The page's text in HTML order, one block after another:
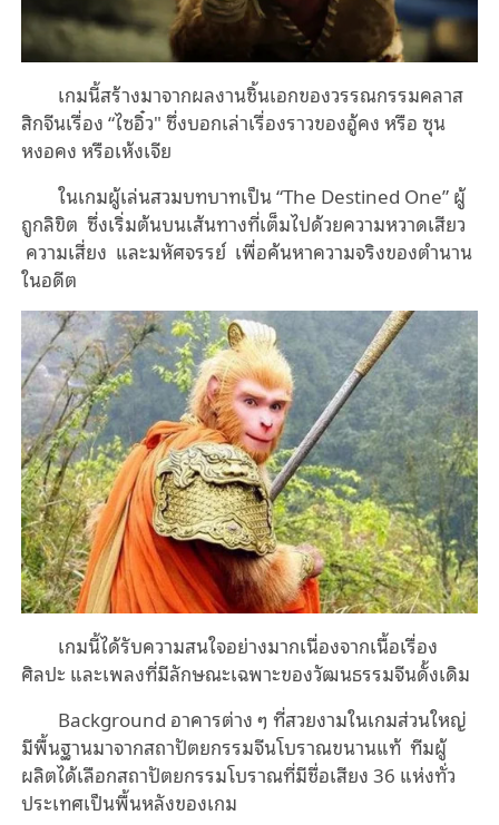
เกมนี้สร้างมาจากผลงานชิ้นเอกของวรรณกรรมคลาส
สิกจีนเรื่อง “ไซอิ๋ว" ซึ่งบอกเล่าเรื่องราวของอู้คง หรือ ซุน
หงอคง หรือเห้งเจีย
ในเกมผู้เล่นสวมบทบาทเป็น “The Destined One” ผู้
ถูกลิขิต ซึ่งเริ่มต้นบนเส้นทางที่เต็มไปด้วยความหวาดเสียว
ความเสี่ยง และมหัศจรรย์ เพื่อค้นหาความจริงของตํานาน
ในอดีต
เกมนี้ได้รับความสนใจอย่างมากเนื่องจากเนื้อเรื่อง
ศิลปะ และเพลงที่มีลักษณะเฉพาะของวัฒนธรรมจีนดั้งเดิม
Background อาคารต่าง ๆ ที่สวยงามในเกมส่วนใหญ่
มีพื้นฐานมาจากสถาปัตยกรรมจีนโบราณขนานแท้ ทีมผู้
ผลิตได้เลือกสถาปัตยกรรมโบราณที่มีชื่อเสียง 36 แห่งทั่ว
ประเทศเป็นพื้นหลังของเกม